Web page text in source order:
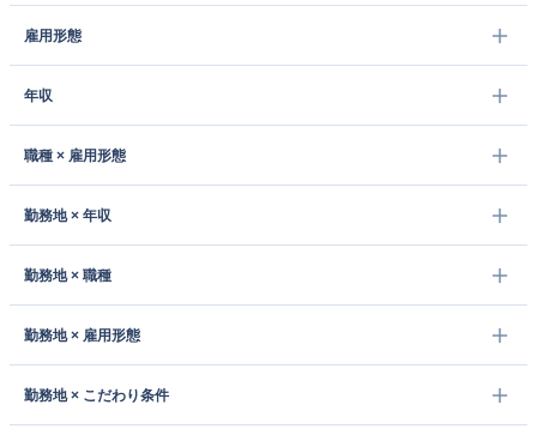
雇用形態
年収
職種 × 雇用形態
勤務地 × 年収
勤務地 × 職種
勤務地 × 雇用形態
勤務地 × こだわり条件